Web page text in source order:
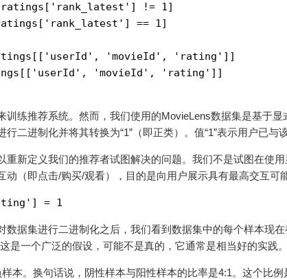
'rank_latest' ] != 1]
'rank_latest' ] == 1]
[['userId', 'movieId', 'rating']]
[['userId', 'movieId', 'rating']]
训练推荐系统。然而，我们使用的MovieLens数据集是基于
二进制化并将其转换为“1”（即正类）。值“1”表示用户已与
重新定义我们的推荐者试图解决的问题。我们不是试图在使
（即点击/购买/观看），目的是向用户展示具有最高交互可
] = 1
数据集进行二进制化之后，我们看到数据集中的每个样本现
是一个广泛的假设，可能不是真的，它通常是相当好的实践。
本。换句话说，阴性样本与阳性样本的比率是4:1。这个比